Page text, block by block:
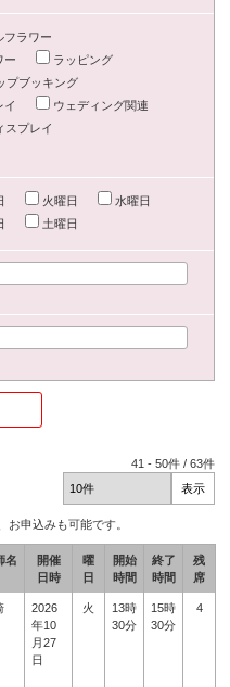
フラワー
ー
ラッピング
プブッキング
イ
ウェディング関連
スプレイ
火曜日
水曜日
土曜日
41 -50件 /63件
お申込みも可能です。
名
開催
日時
曜
日
開始
時間
終了
時間
残
席
2026
年10
月27
日
火
13時
30分
15時
30分
4